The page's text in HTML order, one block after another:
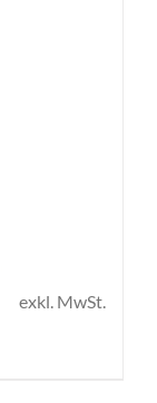
exkl. MwSt.